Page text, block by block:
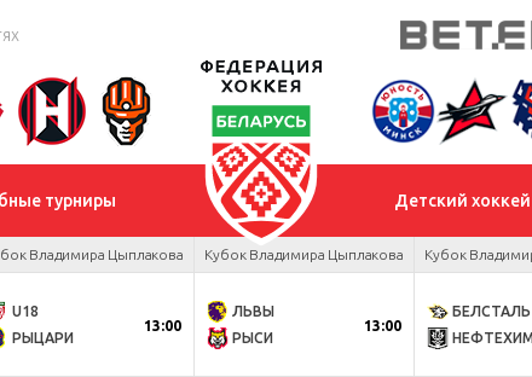
турниры Детский хоккей
Владимира Цыплакова
U18
РЫЦАРИ
13:00
Кубок Владимира Цыплакова
ЛЬВЫ
РЫСИ
13:00
Кубок
БЕЛСТАЛЬ